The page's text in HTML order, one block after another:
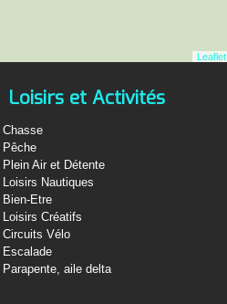
Leaflet
Loisirs et Activités
Chasse
Pêche
Plein Air et Détente
Loisirs Nautiques
Bien-Etre
Loisirs Créatifs
Circuits Vélo
Escalade
Parapente, aile delta